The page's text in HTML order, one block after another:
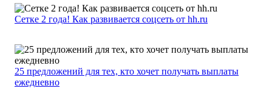
Сетке 2 года! Как развивается соцсеть от hh.ru
25 предложений для тех, кто хочет получать выплаты
ежедневно